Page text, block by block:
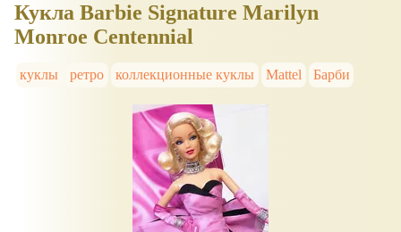
Кукла Barbie Signature Marilyn
Monroe Centennial
куклы ретро коллекционные куклы Mattel Барби